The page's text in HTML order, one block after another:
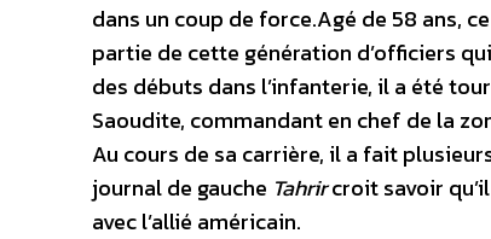
dans un coup de force.Agé de 58 ans,
partie de cette génération d’officiers
des débuts dans l’infanterie, il a été
Saoudite, commandant en chef de la
Au cours de sa carrière, il a fait
journal de gauche Tahrircroit savoir
avec l’allié américain.